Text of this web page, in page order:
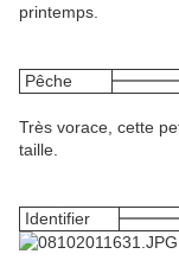
printemps.
Pêche
Très vorace, cette
taille.
Identifier